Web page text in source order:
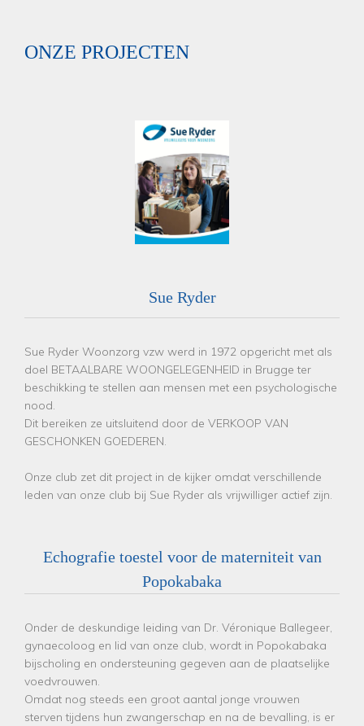
ONZE PROJECTEN
Sue Ryder
Sue Ryder Woonzorg vzw werd in 1972 opgericht met als
doel BETAALBARE WOONGELEGENHEID in Brugge ter
beschikking te stellen aan mensen met een psychologische
nood.
Dit bereiken ze uitsluitend door de VERKOOP VAN
GESCHONKEN GOEDEREN.
Onze club zet dit project in de kijker omdat verschillende
leden van onze club bij Sue Ryder als vrijwilliger actief zijn.
Echografie toestel voor de materniteit van
Popokabaka
Onder de deskundige leiding van Dr. Véronique Ballegeer,
gynaecoloog en lid van onze club, wordt in Popokabaka
bijscholing en ondersteuning gegeven aan de plaatselijke
voedvrouwen.
Omdat nog steeds een groot aantal jonge vrouwen
sterven tijdens hun zwangerschap en na de bevalling, is er